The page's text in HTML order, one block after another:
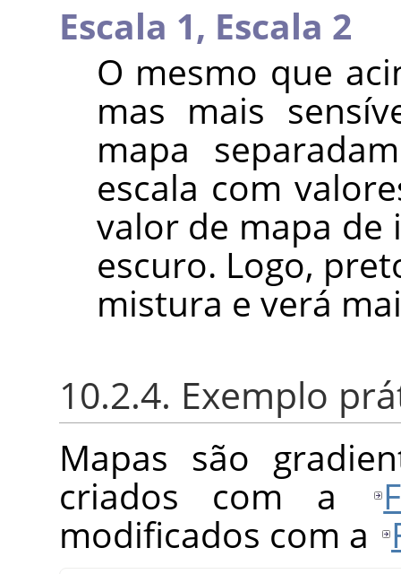
Escala 1, Escala 2
O mesmo que
mas mais
mapa
escala com
valor de mapa de
escuro. Logo,
mistura e verá
10.2.4. Exemplo
Mapas são
criados com a
modificados com a